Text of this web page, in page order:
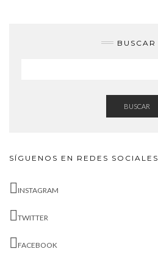
BUSCAR
BUSCAR
SÍGUENOS EN REDES SOCIALES
INSTAGRAM
TWITTER
FACEBOOK